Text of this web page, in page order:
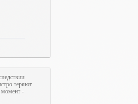
теряют
момент -